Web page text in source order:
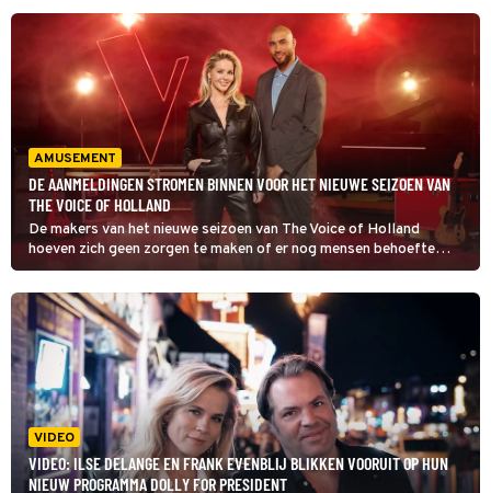
AMUSEMENT
DE AANMELDINGEN STROMEN BINNEN VOOR HET NIEUWE SEIZOEN VAN
THE VOICE OF HOLLAND
De makers van het nieuwe seizoen van The Voice of Holland
hoeven zich geen zorgen te maken of er nog mensen behoefte
hebben om mee te doen aan de talentenjacht. De aanmeldingen
stromen namelijk binnen.
VIDEO
VIDEO: ILSE DELANGE EN FRANK EVENBLIJ BLIKKEN VOORUIT OP HUN
NIEUW PROGRAMMA DOLLY FOR PRESIDENT